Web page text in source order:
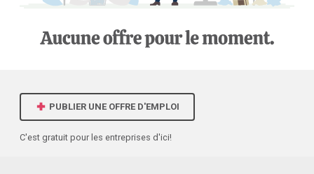
PUBLIER UNE OFFRE D'EMPLOI
C'est gratuit pour les entreprises d'ici!